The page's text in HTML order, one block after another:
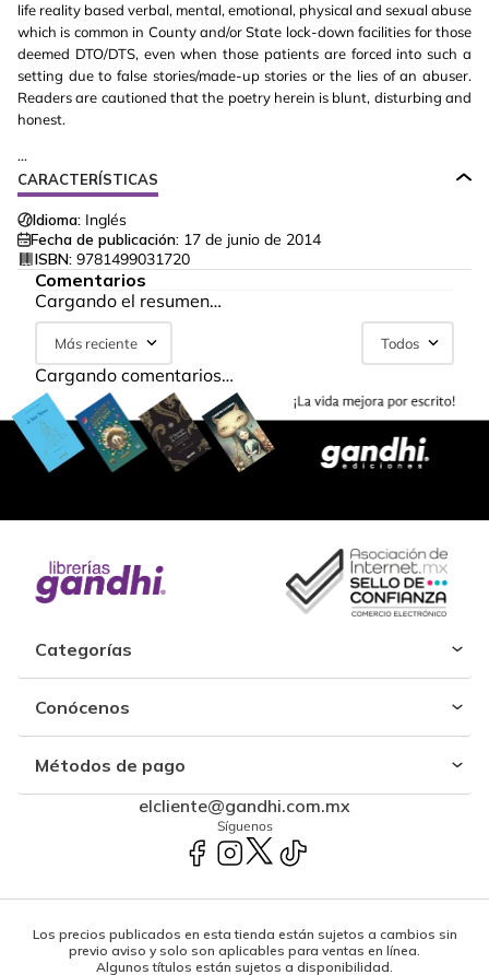
life reality based verbal, mental, emotional, physical and sexual abuse
which is common in County and/or State lock-down facilities for those
deemed DTO/DTS, even when those patients are forced into such a
setting due to false stories/made-up stories or the lies of an abuser.
Readers are cautioned that the poetry herein is blunt, disturbing and
honest.
...
CARACTERÍSTICAS
Idioma: Inglés
Fecha de publicación: 17 de junio de 2014
ISBN: 9781499031720
Comentarios
Cargando el resumen…
Más reciente Todos
Cargando comentarios…
Categorías
Conócenos
Métodos de pago
elcliente@gandhi.com.mx
Síguenos
Los precios publicados en esta tienda están sujetos a cambios sin
previo aviso y solo son aplicables para ventas en línea.
Algunos títulos están sujetos a disponibilidad.